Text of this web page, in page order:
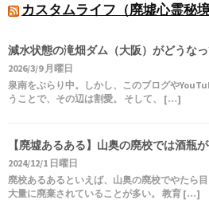
カスタムライフ（廃墟心霊秘
減水状態の滝畑ダム（大阪）がどうな
2026/3/9 月曜日
泉南をぶらり中。しかし、このブログや
うことで、その辺は割愛。 そして、 […]
【廃墟あるある】山奥の廃校では酒瓶
2024/12/1 日曜日
廃校あるあるといえば、山奥の廃校でやたら
大量に廃棄されていることが多い。 教育 […]